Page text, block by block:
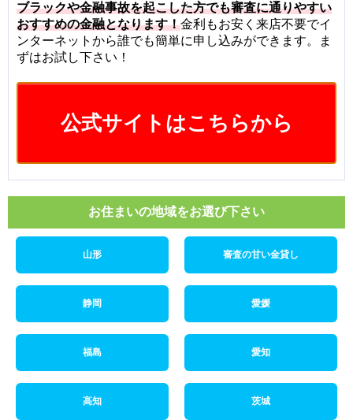
ブラックや金融事故を起こした方でも審査に通りやすい
おすすめの金融となります！金利もお安く来店不要でイ
ンターネットから誰でも簡単に申し込みができます。ま
ずはお試し下さい！
公式サイトはこちらから
お住まいの地域をお選び下さい
山形 審査の甘い金貸し
静岡 愛媛
福島 愛知
高知 茨城